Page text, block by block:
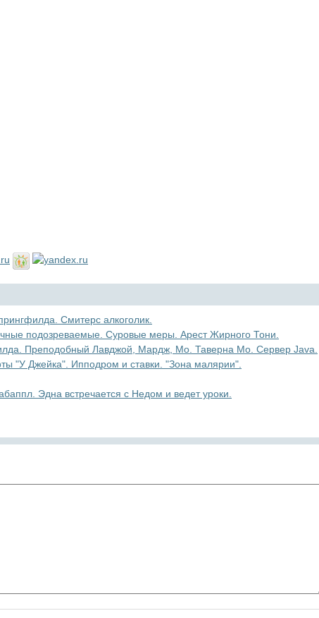
Смитерс алкоголик.
подозреваемые. Суровые меры. Арест Жирного Тони.
Преподобный Лавджой, Мардж, Мо. Таверна Мо. Сервер Java.
"У Джейка". Ипподром и ставки. "Зона малярии".
Эдна встречается с Недом и ведет уроки.